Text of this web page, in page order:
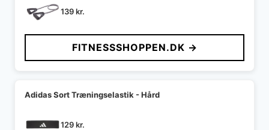
139kr.
FITNESSSHOPPEN.DK →
Adidas Sort Træningselastik - Hård
129kr.